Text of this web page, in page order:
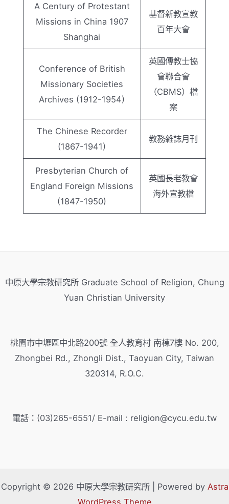
A Century of Protestant
Missions in China 1907
Shanghai
基督新教宣教
百年大會
Conference of British
Missionary Societies
Archives (1912-1954)
英國傳教士協
會聯合會
（CBMS）檔
案
The Chinese Recorder
(1867-1941)
教務雜誌月刊
Presbyterian Church of
England Foreign Missions
(1847-1950)
英國長老教會
海外宣教檔
中原大學宗教研究所 Graduate School of Religion, Chung
Yuan Christian University
桃園市中壢區中北路200號 全人教育村 南棟7樓 No. 200,
Zhongbei Rd., Zhongli Dist., Taoyuan City, Taiwan
320314, R.O.C.
電話：(03)265-6551/ E-mail : religion@cycu.edu.tw
Copyright © 2026 中原大學宗教研究所 | Powered by Astra
WordPress Theme